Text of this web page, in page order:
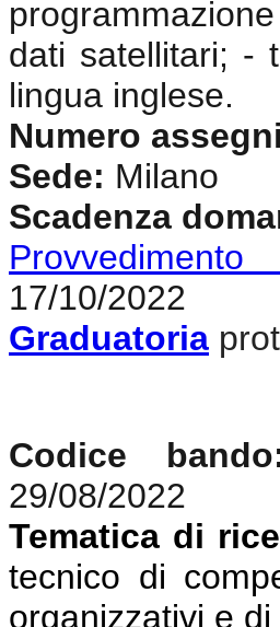
dati satellitari; -
lingua inglese.
Numero
Sede: Milano
Scadenza
17/10/2022
Graduatoria
Codice
29/08/2022
Tematica di
tecnico di
organizzativi e